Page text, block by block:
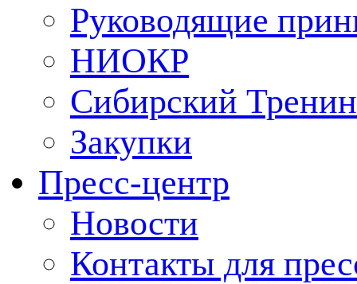
Руководящие
НИОКР
Сибирский
Закупки
Пресс-центр
Новости
Контакты для